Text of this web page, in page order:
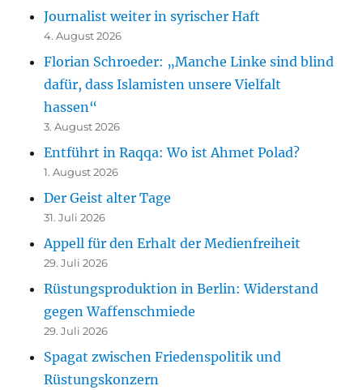
Journalist weiter in syrischer Haft
4. August 2026
Florian Schroeder: „Manche Linke sind blind
dafür, dass Islamisten unsere Vielfalt
hassen“
3. August 2026
Entführt in Raqqa: Wo ist Ahmet Polad?
1. August 2026
Der Geist alter Tage
31. Juli 2026
Appell für den Erhalt der Medienfreiheit
29. Juli 2026
Rüstungsproduktion in Berlin: Widerstand
gegen Waffenschmiede
29. Juli 2026
Spagat zwischen Friedenspolitik und
Rüstungskonzern